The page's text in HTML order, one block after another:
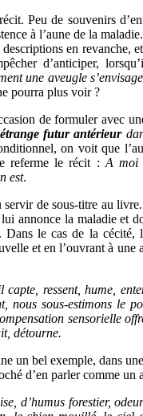
Peu de souvenirs
à l’aune de la maladie.
en
d’anticiper,
une aveugle
pourra plus voir ?
de formuler avec
futur antérieur
on voit que
referme le récit : A moi
est.
servir de sous-titre au
annonce la maladie et
Dans le cas de la
et en l’ouvrant à
ressent, hume,
nous sous-estimons le
sensorielle
détourne.
un bel exemple, dans
d’en parler comme un
d’humus forestier,